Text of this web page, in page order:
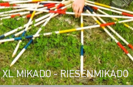
XL MIKADO - RIESENMIKADO